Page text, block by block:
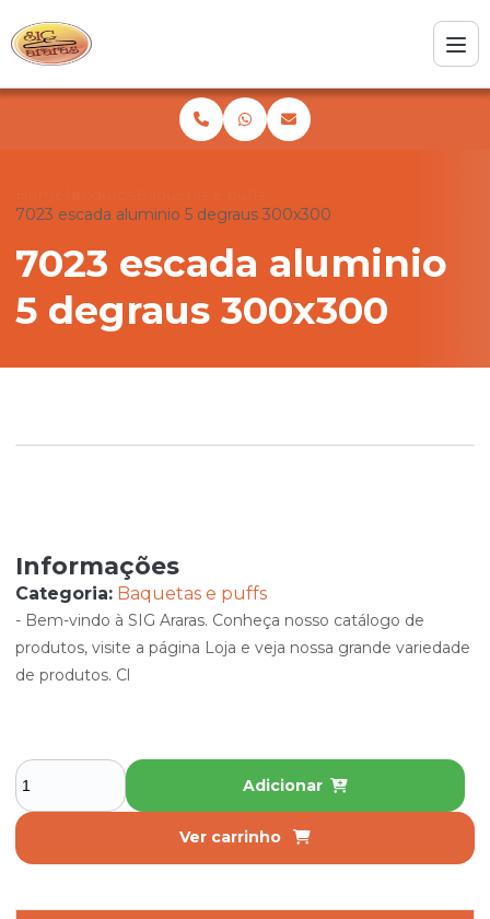
7023 escada aluminio 5 degraus 300x300
7023 escada aluminio
5 degraus 300x300
Informações
Categoria: Baquetas e puffs
- Bem-vindo à SIG Araras. Conheça nosso catálogo de
produtos, visite a página Loja e veja nossa grande variedade
de produtos. Cl
Adicionar
Ver carrinho